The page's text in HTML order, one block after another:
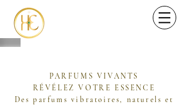
PARFUMS VIVANTS
RÉVÉLEZ VOTRE ESSENCE
Des parfums vibratoires, naturels et